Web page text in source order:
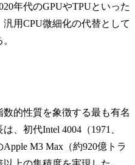
年代のGPUやTPUといった
用CPU微細化の代替として
的性質を象徴する最も有名
、初代Intel 4004（1971、
M3 Max（約920億トラ